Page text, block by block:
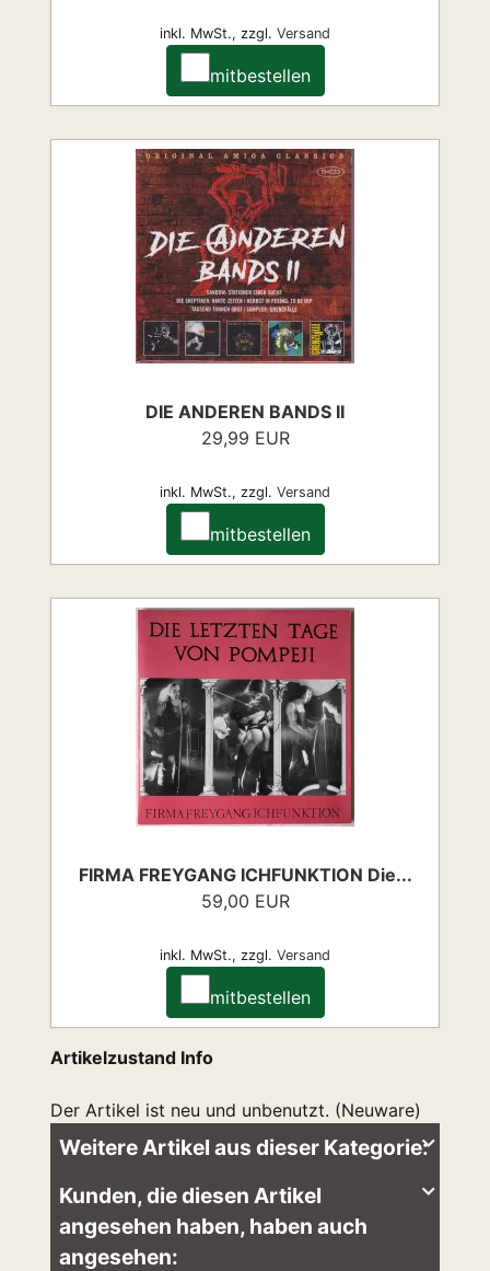
inkl. MwSt., zzgl. Versand
mitbestellen
DIE ANDEREN BANDS II
29,99 EUR
inkl. MwSt., zzgl. Versand
mitbestellen
FIRMA FREYGANG ICHFUNKTION Die...
59,00 EUR
inkl. MwSt., zzgl. Versand
mitbestellen
Artikelzustand Info
Der Artikel ist neu und unbenutzt. (Neuware)
Weitere Artikel aus dieser Kategorie:
Kunden, die diesen Artikel
angesehen haben, haben auch
angesehen: